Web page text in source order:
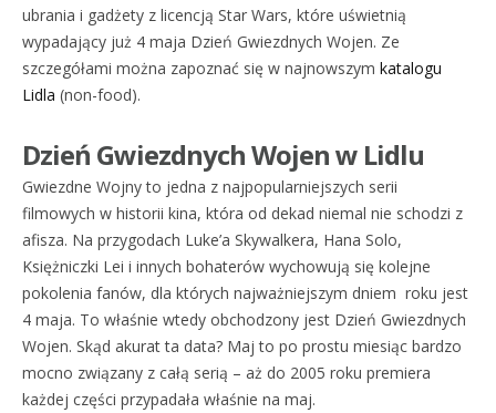
ubrania i gadżety z licencją Star Wars, które uświetnią
wypadający już 4 maja Dzień Gwiezdnych Wojen. Ze
szczegółami można zapoznać się w najnowszym katalogu
Lidla (non-food).
Dzień Gwiezdnych Wojen w Lidlu
Gwiezdne Wojny to jedna z najpopularniejszych serii
filmowych w historii kina, która od dekad niemal nie schodzi z
afisza. Na przygodach Luke’a Skywalkera, Hana Solo,
Księżniczki Lei i innych bohaterów wychowują się kolejne
pokolenia fanów, dla których najważniejszym dniem roku jest
4 maja. To właśnie wtedy obchodzony jest Dzień Gwiezdnych
Wojen. Skąd akurat ta data? Maj to po prostu miesiąc bardzo
mocno związany z całą serią – aż do 2005 roku premiera
każdej części przypadała właśnie na maj.